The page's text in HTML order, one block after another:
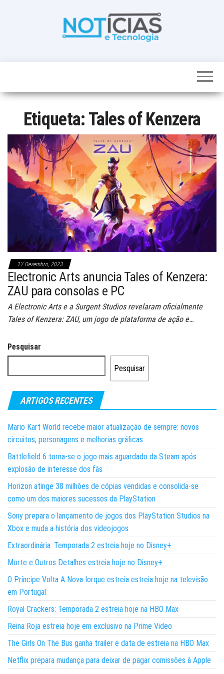
noticias de
num só lugar
Etiqueta: Tales of Kenzera
12 Dezembro, 2023
Electronic Arts anuncia Tales of Kenzera:
ZAU para consolas e PC
A Electronic Arts e a Surgent Studios revelaram oficialmente
Tales of Kenzera: ZAU, um jogo de plataforma de ação e…
Pesquisar
Pesquisar
ARTIGOS RECENTES
Mario Kart World recebe maior atualização de sempre: novos
circuitos, personagens e melhorias gráficas
Battlefield 6 torna-se o jogo mais aguardado da Steam após
explosão de interesse dos fãs
Horizon atinge 38 milhões de cópias vendidas e consolida-se
como um dos maiores sucessos da PlayStation
Sony prepara o lançamento de jogos dos PlayStation Studios na
Xbox e muda a história dos videojogos
Extraordinária: Temporada 2 estreia hoje no Disney+
Morte e Outros Detalhes estreia hoje no Disney+
O Príncipe Volta A Nova Iorque estreia estreia hoje na televisão
em Portugal
Royal Crackers: Temporada 2 estreia hoje na HBO Max
Reina Roja estreia hoje em exclusivo na Prime Video
The Girls On The Bus ganha trailer e data de estreia na HBO Max
Netflix prepara mudança para deixar de pagar comissões à Apple